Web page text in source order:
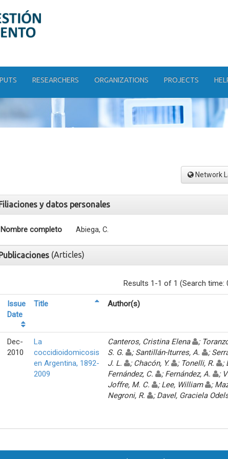
RESEARCHERS ORGANIZATIONS PROJECTS
Network
y datos personales
Nombre completo Abiega, C.
(Articles)
Results 1-1 of 1 (Search time:
Issue
Date
Title Author(s)
Dec-
2010
La
coccidioidomicosis
en Argentina, 1892-
2009
Canteros, Cristina Elena ;
S. G.
; Santillán-Iturres, A. ;
J. L.
; Chacón, Y. ; Tonelli, R. ;
Fernández, C.
; Fernández, A. ;
Joffre, M. C.
; Lee, William ;
Negroni, R.
; Davel, Graciela